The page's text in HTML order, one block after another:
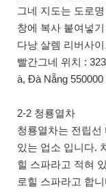
그네 지도는 도로
창에 복사 붙여넣
다낭 살렘 리버사
빨간그네 위치 :
à, Đà Nẵng 550000
2-2 청룡열차
청룡열차는 전립선
있는 업소 입니다.
힐 스파라고 적혀
로힐 스파라고 합